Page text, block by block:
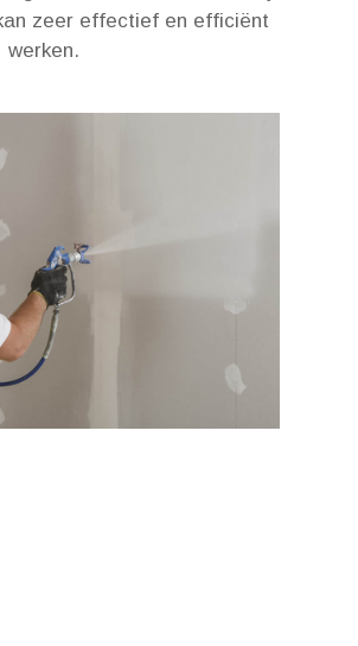
zeer effectief en efficiënt
werken.